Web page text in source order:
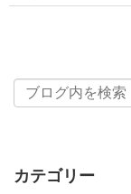
カテゴリー